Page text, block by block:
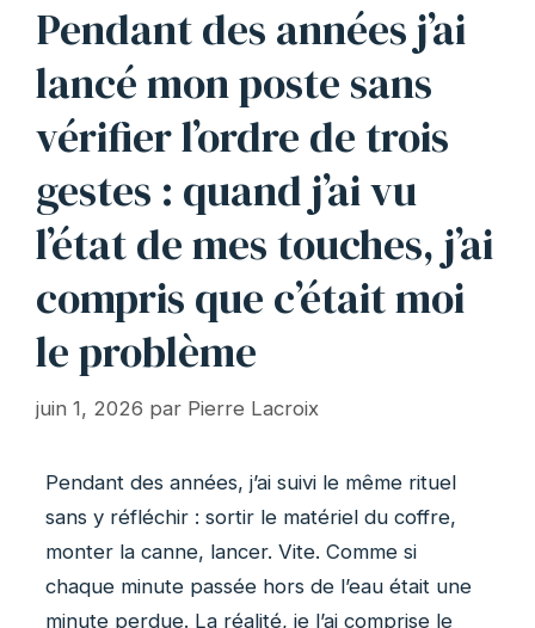
Pendant des années j’ai
lancé mon poste sans
vérifier l’ordre de trois
gestes : quand j’ai vu
l’état de mes touches, j’ai
compris que c’était moi
le problème
juin 1, 2026 par Pierre Lacroix
Pendant des années, j’ai suivi le même rituel
sans y réfléchir : sortir le matériel du coffre,
monter la canne, lancer. Vite. Comme si
chaque minute passée hors de l’eau était une
minute perdue. La réalité, je l’ai comprise le